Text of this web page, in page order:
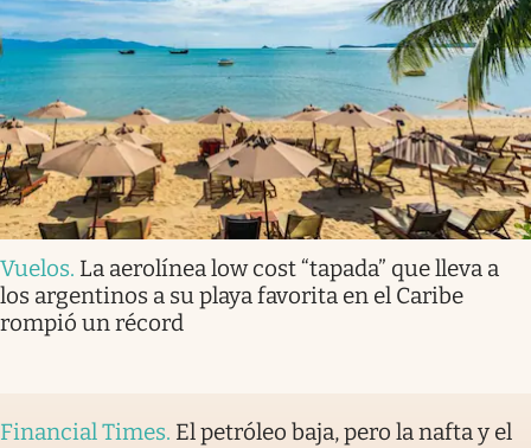
Vuelos. La aerolínea low cost “tapada” que lleva a
los argentinos a su playa favorita en el Caribe
rompió un récord
Financial Times. El petróleo baja, pero la nafta y el